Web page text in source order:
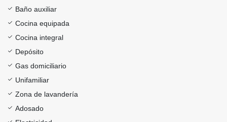
Baño auxiliar
Cocina equipada
Cocina integral
Depósito
Gas domiciliario
Unifamiliar
Zona de lavandería
Adosado